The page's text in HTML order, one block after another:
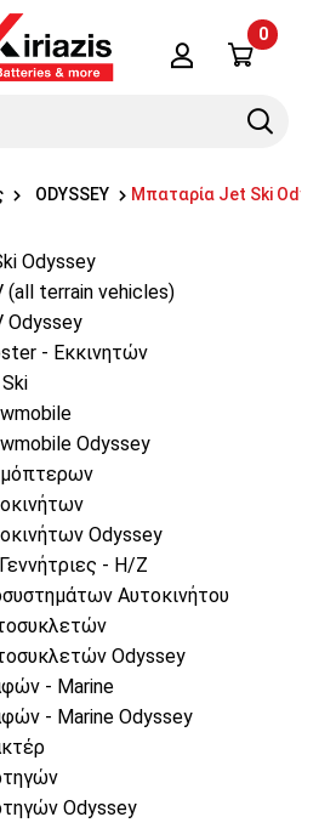
Search
Λογαριασμός
0
ODYSSEY Μπαταρία Jet Ski
Odyssey
terrain vehicles)
Odyssey
- Εκκινητών
Odyssey
Odyssey
- Η/Ζ
Αυτοκινήτου
Odyssey
- Marine
- Marine Odyssey
Odyssey